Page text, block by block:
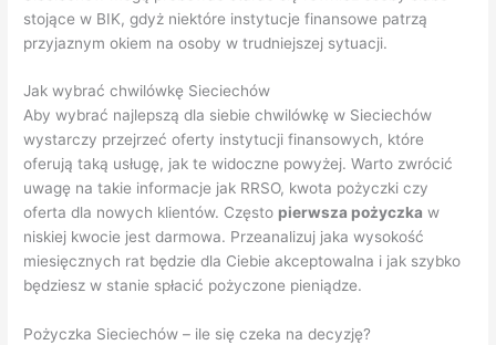
stojące w BIK, gdyż niektóre instytucje finansowe patrzą
przyjaznym okiem na osoby w trudniejszej sytuacji.
Jak wybrać chwilówkę Sieciechów
Aby wybrać najlepszą dla siebie chwilówkę w Sieciechów
wystarczy przejrzeć oferty instytucji finansowych, które
oferują taką usługę, jak te widoczne powyżej. Warto zwrócić
uwagę na takie informacje jak RRSO, kwota pożyczki czy
oferta dla nowych klientów. Często pierwsza pożyczka w
niskiej kwocie jest darmowa. Przeanalizuj jaka wysokość
miesięcznych rat będzie dla Ciebie akceptowalna i jak szybko
będziesz w stanie spłacić pożyczone pieniądze.
Pożyczka Sieciechów – ile się czeka na decyzję?